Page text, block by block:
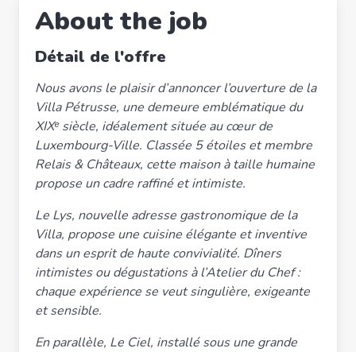
About the job
Détail de l'offre
Nous avons le plaisir d’annoncer l’ouverture de la
Villa Pétrusse, une demeure emblématique du
XIXᵉ siècle, idéalement située au cœur de
Luxembourg-Ville. Classée 5 étoiles et membre
Relais & Châteaux, cette maison à taille humaine
propose un cadre raffiné et intimiste.
Le Lys, nouvelle adresse gastronomique de la
Villa, propose une cuisine élégante et inventive
dans un esprit de haute convivialité. Dîners
intimistes ou dégustations à l’Atelier du Chef :
chaque expérience se veut singulière, exigeante
et sensible.
En parallèle, Le Ciel, installé sous une grande